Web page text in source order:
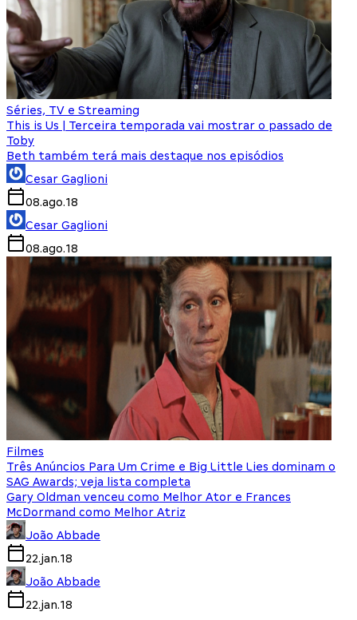
Séries, TV e Streaming
This is Us | Terceira temporada vai mostrar o passado de
Toby
Beth também terá mais destaque nos episódios
Cesar Gaglioni
08.ago.18
Cesar Gaglioni
08.ago.18
Filmes
Três Anúncios Para Um Crime e Big Little Lies dominam o
SAG Awards; veja lista completa
Gary Oldman venceu como Melhor Ator e Frances
McDormand como Melhor Atriz
João Abbade
22.jan.18
João Abbade
22.jan.18